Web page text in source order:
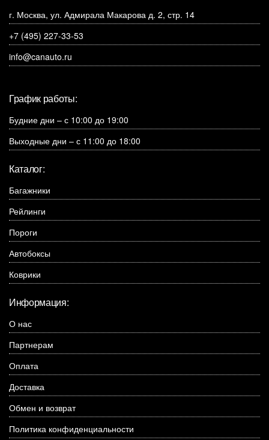
г. Москва, ул. Адмирала Макарова д. 2, стр. 14
+7 (495) 227-33-53
info@canauto.ru
График работы:
Будние дни – с 10:00 до 19:00
Выходные дни – с 11:00 до 18:00
Каталог:
Багажники
Рейлинги
Пороги
Автобоксы
Коврики
Информация:
О нас
Партнерам
Оплата
Доставка
Обмен и возврат
Политика конфиденциальности